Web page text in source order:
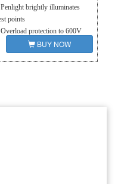
Penlight brightly illuminates
points
Overload protection to 600V
BUY NOW